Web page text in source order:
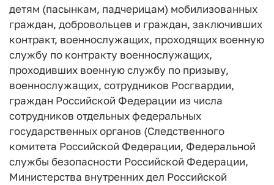
детям (пасынкам, падчерицам) мобилизованных
граждан, добровольцев и граждан, заключивших
контракт, военнослужащих, проходящих военную
службу по контракту военнослужащих,
проходивших военную службу по призыву,
военнослужащих, сотрудников Росгвардии,
граждан Российской Федерации из числа
сотрудников отдельных федеральных
государственных органов (Следственного
комитета Российской Федерации, Федеральной
службы безопасности Российской Федерации,
Министерства внутренних дел Российской